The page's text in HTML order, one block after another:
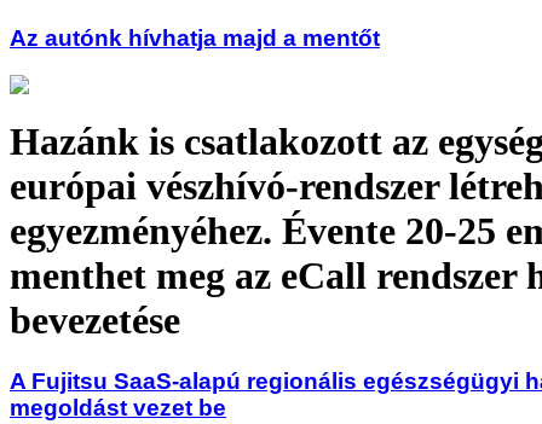
Az autónk hívhatja majd a mentőt
Hazánk is csatlakozott az
európai vészhívó-rendszer
egyezményéhez. Évente 20-25
menthet meg az eCall rendszer
bevezetése
A Fujitsu SaaS-alapú regionális egészségügyi
megoldást vezet be